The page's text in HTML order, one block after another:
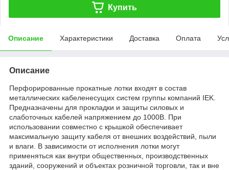
Купить
Описание Характеристики Доставка Оплата
Описание
Перфорированные прокатные лотки входят в состав
металлических кабеленесущих систем группы компаний IEK.
Предназначены для прокладки и защиты силовых и
слаботочных кабелей напряжением до 1000В. При
использовании совместно с крышкой обеспечивает
максимальную защиту кабеля от внешних воздействий, пыли
и влаги. В зависимости от исполнения лотки могут
применяться как внутри общественных, производственных
зданий, сооружений и объектах розничной торговли, так и вне